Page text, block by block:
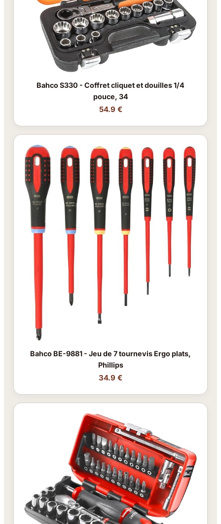
Bahco S330 - Coffret cliquet et douilles 1/4
pouce, 34
54.9 €
Bahco BE-9881 - Jeu de 7 tournevis Ergo plats,
Phillips
34.9 €